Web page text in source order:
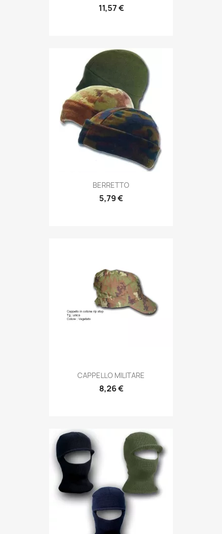
11,57 €
Anteprima
BERRETTO
5,79 €
Anteprima
CAPPELLO MILITARE
8,26 €